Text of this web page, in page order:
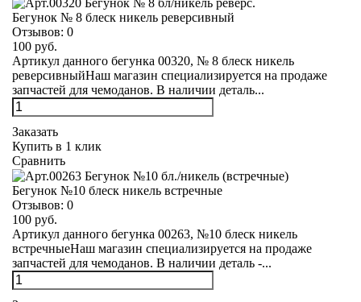
Бегунок № 8 блеск никель реверсивный
Отзывов: 0
100 руб.
Артикул данного бегунка 00320, № 8 блеск никель
реверсивныйНаш магазин специализируется на продаже
запчастей для чемоданов. В наличии деталь...
Заказать
Купить в 1 клик
Сравнить
Бегунок №10 блеск никель встречные
Отзывов: 0
100 руб.
Артикул данного бегунка 00263, №10 блеск никель
встречныеНаш магазин специализируется на продаже
запчастей для чемоданов. В наличии деталь -...